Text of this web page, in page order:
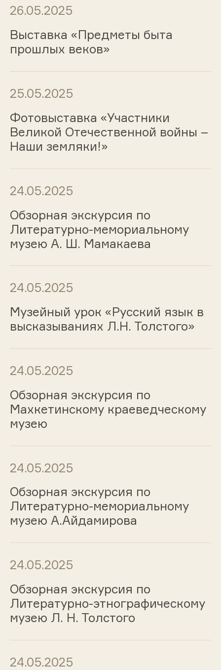
26.05.2025
Выставка «Предметы быта
прошлых веков»
25.05.2025
Фотовыставка «Участники
Великой Отечественной войны –
Наши земляки!»
24.05.2025
Обзорная экскурсия по
Литературно-мемориальному
музею А. Ш. Мамакаева
24.05.2025
Музейный урок «Русский язык в
высказываниях Л.Н. Толстого»
24.05.2025
Обзорная экскурсия по
Махкетинскому краеведческому
музею
24.05.2025
Обзорная экскурсия по
Литературно-мемориальному
музею А.Айдамирова
24.05.2025
Обзорная экскурсия по
Литературно-этнографическому
музею Л. Н. Толстого
24.05.2025